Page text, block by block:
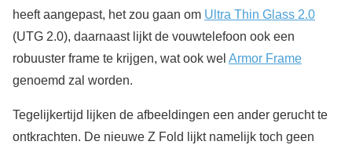
heeft aangepast, het zou gaan om Ultra Thin Glass 2.0
(UTG 2.0), daarnaast lijkt de vouwtelefoon ook een
robuuster frame te krijgen, wat ook wel Armor Frame
genoemd zal worden.
Tegelijkertijd lijken de afbeeldingen een ander gerucht te
ontkrachten. De nieuwe Z Fold lijkt namelijk toch geen